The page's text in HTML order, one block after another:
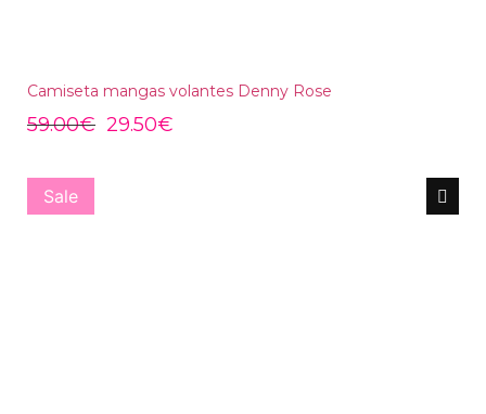
Camiseta mangas volantes Denny Rose
59.00€ 29.50€
Sale